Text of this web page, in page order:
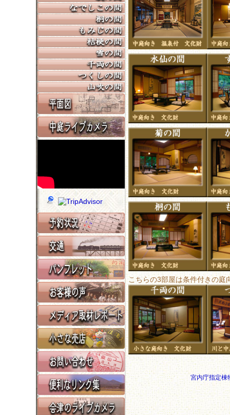
こちらの3部屋は条件付きの庭
宮内庁指定棟